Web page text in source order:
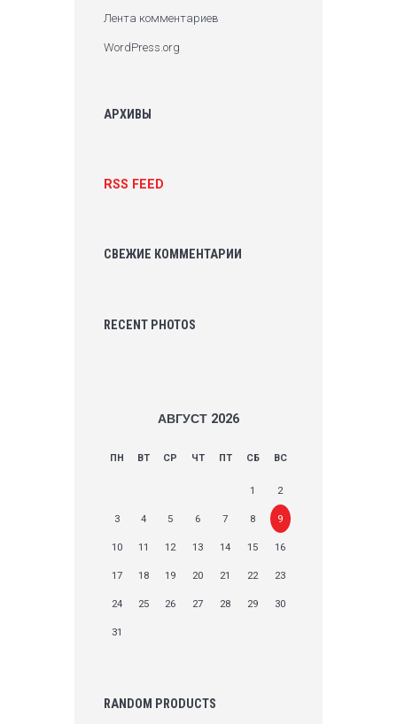
Лента комментариев
WordPress.org
АРХИВЫ
RSS FEED
СВЕЖИЕ КОММЕНТАРИИ
RECENT PHOTOS
АВГУСТ 2026
ПН ВТ СР ЧТ ПТ СБ ВС
1 2
3 4 5 6 7 8 9
10 11 12 13 14 15 16
17 18 19 20 21 22 23
24 25 26 27 28 29 30
31
RANDOM PRODUCTS